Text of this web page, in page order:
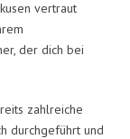
vertraut
der dich bei
zahlreiche
durchgeführt und